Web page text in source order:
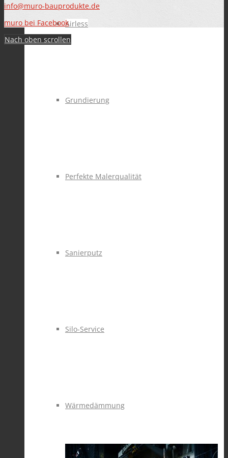
Airless
Grundierung
Perfekte Malerqualität
Sanierputz
Silo-Service
Wärmedämmung
info@muro-bauprodukte.de
muro bei Facebook
Nach oben scrollen